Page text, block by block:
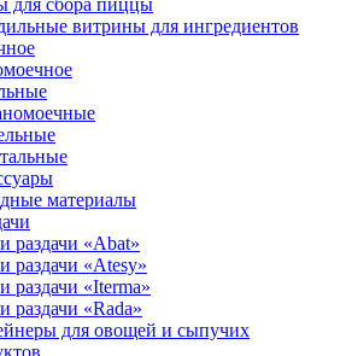
для сбора пиццы
витрины для ингредиентов
материалы
раздачи «Abat»
раздачи «Atesy»
раздачи «Iterma»
раздачи «Rada»
для овощей и сыпучих